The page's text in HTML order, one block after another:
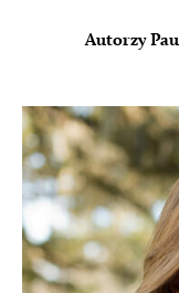
Autorzy